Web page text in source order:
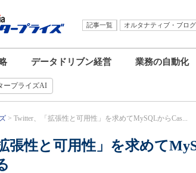
記事一覧 オルタナティブ・ブログ
データドリブン経営 業務の自動化
ープライズAI
Twitter、「拡張性と可用性」を求めてMySQLからCas...
張性と可用性」を求めて